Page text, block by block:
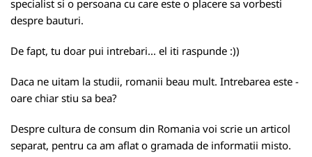
specialist si o persoana cu care este o placere sa vorbesti
despre bauturi.
De fapt, tu doar pui intrebari... el iti raspunde :))
Daca ne uitam la studii, romanii beau mult. Intrebarea este -
oare chiar stiu sa bea?
Despre cultura de consum din Romania voi scrie un articol
separat, pentru ca am aflat o gramada de informatii misto.